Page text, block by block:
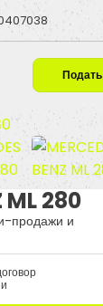
Подать
заявку
ML 280
продажи и